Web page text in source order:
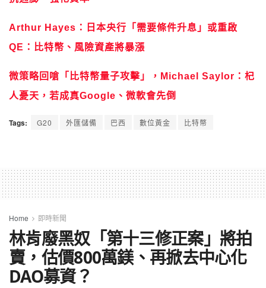
Arthur Hayes：日本央行「需要條件升息」或重啟
QE：比特幣、風險資產將暴漲
微策略回嗆「比特幣量子攻擊」，Michael Saylor：杞
人憂天，若成真Google、微軟會先倒
Tags: G20 外匯儲備 巴西 數位黃金 比特幣
Home 即時新聞
林肯廢黑奴「第十三修正案」將拍
賣，估價800萬鎂、再掀去中心化
DAO募資？